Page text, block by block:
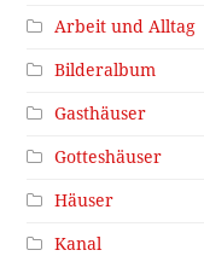
Arbeit und Alltag
Bilderalbum
Gasthäuser
Gotteshäuser
Häuser
Kanal